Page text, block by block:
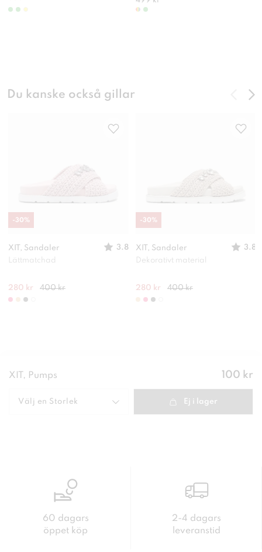
Du kanske också gillar
XIT, Sandaler
3.8
Lättmatchad
280 kr 400 kr
-30%
XIT, Sandaler
3.8
Dekorativt material
280 kr 400 kr
-30%
XIT, Pumps Pris:
100 kr
Välj en Storlek Ej i lager
60 dagars
öppet köp
2-4 dagars
leveranstid